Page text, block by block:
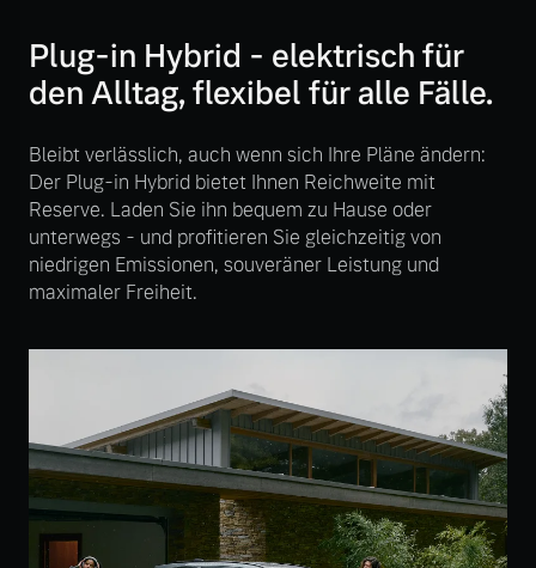
Volvo Selekt
Gebrauchtwagen
Die Neuwagenalternative
Mehr erfahren
Mehr erfahren
Frühjahrscheck
saisonalen Angebote.
Mehr erfahren
Plug-in Hybrid - elektrisch für
den Alltag, flexibel für alle Fälle.
Bleibt verlässlich, auch wenn sich Ihre Pläne ändern:
Der Plug-in Hybrid bietet Ihnen Reichweite mit
Reserve. Laden Sie ihn bequem zu Hause oder
unterwegs - und profitieren Sie gleichzeitig von
niedrigen Emissionen, souveräner Leistung und
maximaler Freiheit.